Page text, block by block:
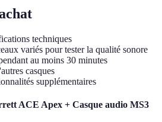
techniques
variés pour tester la qualité sonore
au moins 30 minutes
casques
supplémentaires
ACE Apex + Casque audio MS3